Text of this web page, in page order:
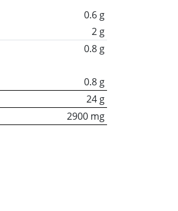
0.6 g
2 g
0.8 g
0.8 g
24 g
2900 mg